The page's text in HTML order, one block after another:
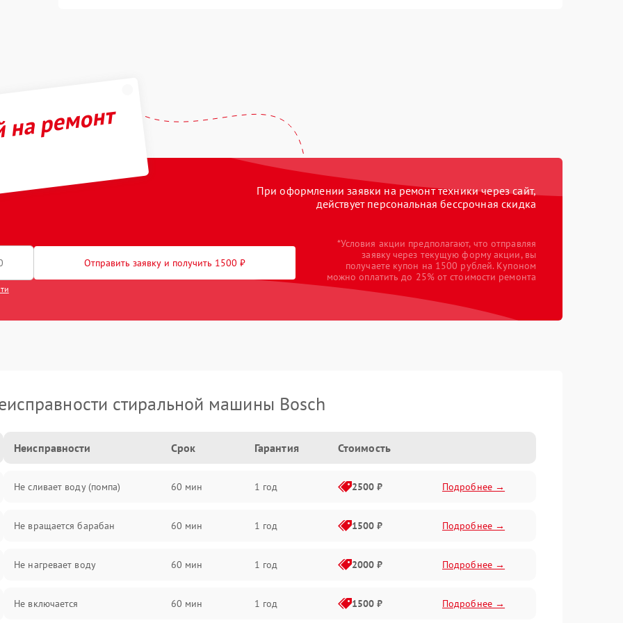
ремонт
При оформлении заявки на ремонт техники через сайт,
действует персональная бессрочная скидка
Отправить заявку и получить 1500 ₽
*Условия акции предполагают, что отправляя
заявку через текущую форму акции, вы
получаете купон на 1500 рублей. Купоном
можно оплатить до 25% от стоимости ремонта
стиральной машины Bosch
Неисправности Срок Гарантия Стоимость
Не сливает воду (помпа) 60 мин 1 год 2500 ₽ Подробнее →
Не вращается барабан 60 мин 1 год 1500 ₽ Подробнее →
Не нагревает воду 60 мин 1 год 2000 ₽ Подробнее →
Не включается 60 мин 1 год 1500 ₽ Подробнее →